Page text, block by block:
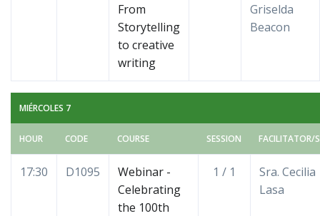
From
Storytelling
to creative
writing
Griselda
Beacon
MIÉRCOLES 7
HOUR CODE COURSE SESSION FACILITATOR/S
17:30 D1095
Webinar -
Celebrating
the 100th
1 / 1
Sra. Cecilia
Lasa